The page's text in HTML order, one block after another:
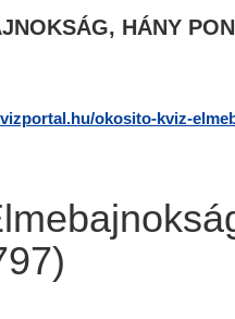
HÁNY
okosito-kviz-